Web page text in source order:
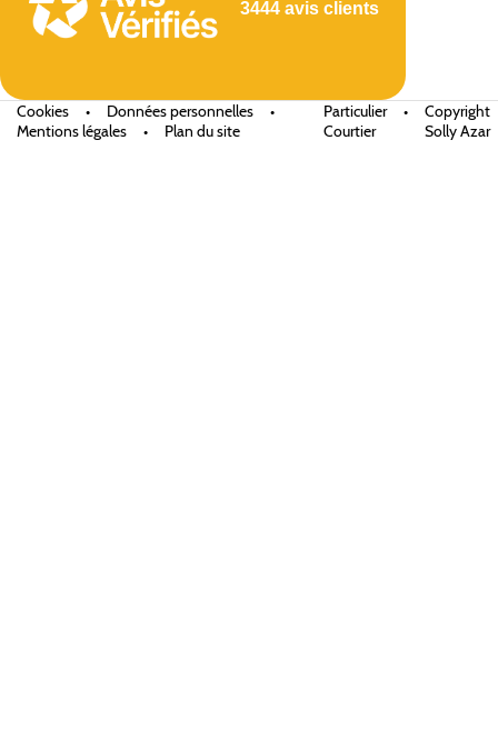
3444 avis clients
Cookies • Données personnelles
•
Mentions légales
• Plan du site
Particulier
•
Courtier
Copyright
Solly Azar